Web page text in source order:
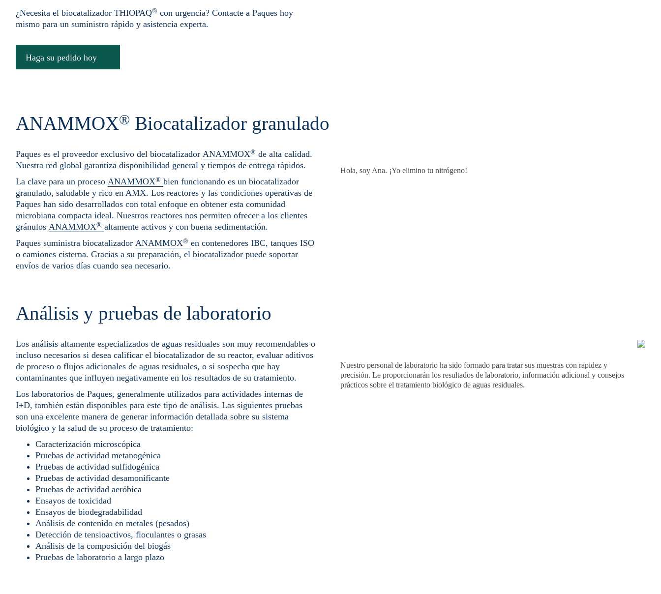
¿Necesita el biocatalizador THIOPAQ® con urgencia? Contacte a Paques hoy
mismo para un suministro rápido y asistencia experta.
Haga su pedido hoy
ANAMMOX® Biocatalizador granulado
Paques es el proveedor exclusivo del biocatalizador ANAMMOX® de alta calidad.
Nuestra red global garantiza disponibilidad general y tiempos de entrega rápidos.
La clave para un proceso ANAMMOX® bien funcionando es un biocatalizador
granulado, saludable y rico en AMX. Los reactores y las condiciones operativas de
Paques han sido desarrollados con total enfoque en obtener esta comunidad
microbiana compacta ideal. Nuestros reactores nos permiten ofrecer a los clientes
gránulos ANAMMOX® altamente activos y con buena sedimentación.
Paques suministra biocatalizador ANAMMOX® en contenedores IBC, tanques ISO
o camiones cisterna. Gracias a su preparación, el biocatalizador puede soportar
envíos de varios días cuando sea necesario.
Hola, soy Ana. ¡Yo elimino tu nitrógeno!
Análisis y pruebas de laboratorio
Los análisis altamente especializados de aguas residuales son muy recomendables o
incluso necesarios si desea calificar el biocatalizador de su reactor, evaluar aditivos
de proceso o flujos adicionales de aguas residuales, o si sospecha que hay
contaminantes que influyen negativamente en los resultados de su tratamiento.
Los laboratorios de Paques, generalmente utilizados para actividades internas de
I+D, también están disponibles para este tipo de análisis. Las siguientes pruebas
son una excelente manera de generar información detallada sobre su sistema
biológico y la salud de su proceso de tratamiento:
Caracterización microscópica
Pruebas de actividad metanogénica
Pruebas de actividad sulfidogénica
Pruebas de actividad desamonificante
Pruebas de actividad aeróbica
Ensayos de toxicidad
Ensayos de biodegradabilidad
Análisis de contenido en metales (pesados)
Detección de tensioactivos, floculantes o grasas
Análisis de la composición del biogás
Pruebas de laboratorio a largo plazo
Nuestro personal de laboratorio ha sido formado para tratar sus muestras con rapidez y
precisión. Le proporcionarán los resultados de laboratorio, información adicional y consejos
prácticos sobre el tratamiento biológico de aguas residuales.